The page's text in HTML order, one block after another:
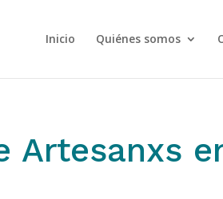
Inicio Quiénes somos
Artesanxs